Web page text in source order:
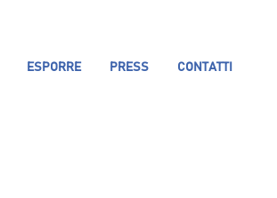
ESPORRE PRESS CONTATTI